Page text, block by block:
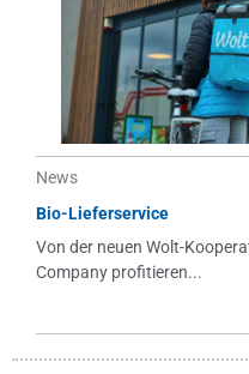
News
Bio-Lieferservice
Von der neuen Wolt-
Company profitieren...